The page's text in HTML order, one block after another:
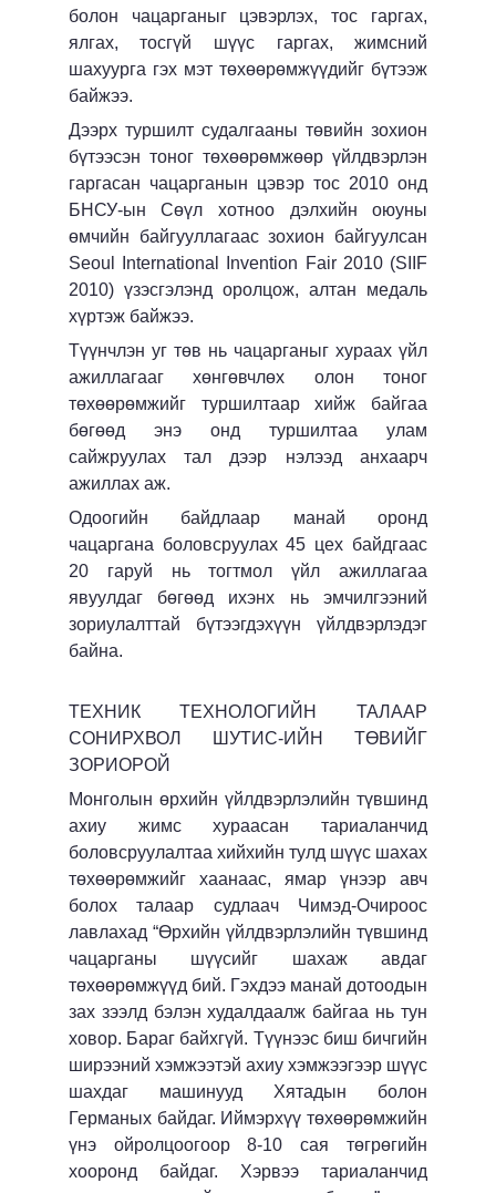
болон чацарганыг цэвэрлэх, тос гаргах,
ялгах, тосгүй шүүс гаргах, жимсний
шахуурга гэх мэт төхөөрөмжүүдийг бүтээж
байжээ.
Дээрх туршилт судалгааны төвийн зохион
бүтээсэн тоног төхөөрөмжөөр үйлдвэрлэн
гаргасан чацарганын цэвэр тос 2010 онд
БНСУ-ын Сөүл хотноо дэлхийн оюуны
өмчийн байгууллагаас зохион байгуулсан
Seoul International Invention Fair 2010 (SIIF
2010) үзэсгэлэнд оролцож, алтан медаль
хүртэж байжээ.
Түүнчлэн уг төв нь чацарганыг хураах үйл
ажиллагааг хөнгөвчлөх олон тоног
төхөөрөмжийг туршилтаар хийж байгаа
бөгөөд энэ онд туршилтаа улам
сайжруулах тал дээр нэлээд анхаарч
ажиллах аж.
Одоогийн байдлаар манай оронд
чацаргана боловсруулах 45 цех байдгаас
20 гаруй нь тогтмол үйл ажиллагаа
явуулдаг бөгөөд ихэнх нь эмчилгээний
зориулалттай бүтээгдэхүүн үйлдвэрлэдэг
байна.
ТЕХНИК ТЕХНОЛОГИЙН ТАЛААР
СОНИРХВОЛ ШУТИС-ИЙН ТӨВИЙГ
ЗОРИОРОЙ
Монголын өрхийн үйлдвэрлэлийн түвшинд
ахиу жимс хураасан тариаланчид
боловсруулалтаа хийхийн тулд шүүс шахах
төхөөрөмжийг хаанаас, ямар үнээр авч
болох талаар судлаач Чимэд-Очироос
лавлахад “Өрхийн үйлдвэрлэлийн түвшинд
чацарганы шүүсийг шахаж авдаг
төхөөрөмжүүд бий. Гэхдээ манай дотоодын
зах зээлд бэлэн худалдаалж байгаа нь тун
ховор. Бараг байхгүй. Түүнээс биш бичгийн
ширээний хэмжээтэй ахиу хэмжээгээр шүүс
шахдаг машинууд Хятадын болон
Германых байдаг. Иймэрхүү төхөөрөмжийн
үнэ ойролцоогоор 8-10 сая төгрөгийн
хооронд байдаг. Хэрвээ тариаланчид